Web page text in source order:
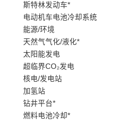
斯特林发动车*
电动机车电池冷却系统
能源/环境
天然气气化/液化*
太阳能发电
超临界CO₂发电
核电/发电站
加氢站
钻井平台*
燃料电池冷却*